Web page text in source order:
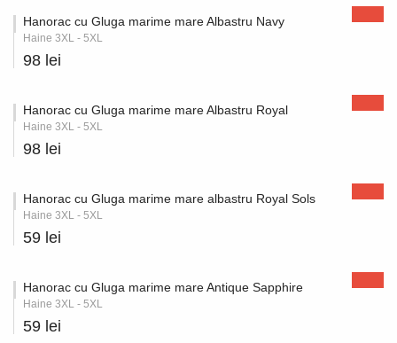
Hanorac cu Gluga marime mare Albastru Navy
Haine 3XL - 5XL
98 lei
Hanorac cu Gluga marime mare Albastru Royal
Haine 3XL - 5XL
98 lei
Hanorac cu Gluga marime mare albastru Royal Sols
Haine 3XL - 5XL
59 lei
Hanorac cu Gluga marime mare Antique Sapphire
Haine 3XL - 5XL
59 lei